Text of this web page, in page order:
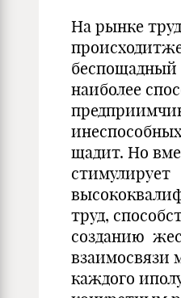
На рынке
беспощадный
наиболее
щадит. Но
стимулирует
труд,
созданию
взаимосвязи
каждого